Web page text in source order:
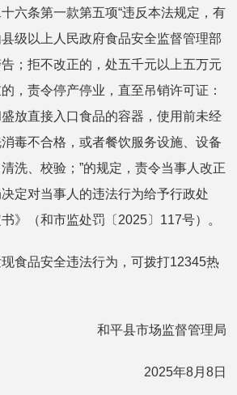
六条第一款第五项“违反本法规定，有
级以上人民政府食品安全监督管理部
；拒不改正的，处五千元以上五万元
，责令停产停业，直至吊销许可证：
盛放直接入口食品的容器，使用前未经
毒不合格，或者餐饮服务设施、设备
洗、校验；”的规定，责令当事人改正
决定对当事人的违法行为给予行政处
》（和市监处罚〔2025〕117号）。
品安全违法行为，可拨打12345热
和平县市场监督管理局
2025年8月8日